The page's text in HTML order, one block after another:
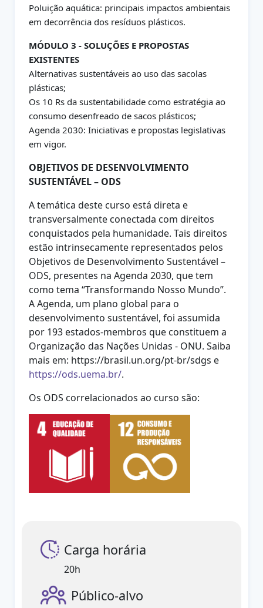
Poluição aquática: principais impactos ambientais
em decorrência dos resíduos plásticos.
MÓDULO 3 - SOLUÇÕES E PROPOSTAS
EXISTENTES
Alternativas sustentáveis ao uso das sacolas
plásticas;
Os 10 Rs da sustentabilidade como estratégia ao
consumo desenfreado de sacos plásticos;
Agenda 2030: Iniciativas e propostas legislativas
em vigor.
OBJETIVOS DE DESENVOLVIMENTO
SUSTENTÁVEL – ODS
A temática deste curso está direta e
transversalmente conectada com direitos
conquistados pela humanidade. Tais direitos
estão intrinsecamente representados pelos
Objetivos de Desenvolvimento Sustentável –
ODS, presentes na Agenda 2030, que tem
como tema “Transformando Nosso Mundo”.
A Agenda, um plano global para o
desenvolvimento sustentável, foi assumida
por 193 estados-membros que constituem a
Organização das Nações Unidas - ONU. Saiba
mais em: https://brasil.un.org/pt-br/sdgs e
https://ods.uema.br/.
Os ODS correlacionados ao curso são:
Carga horária
20h
Público-alvo